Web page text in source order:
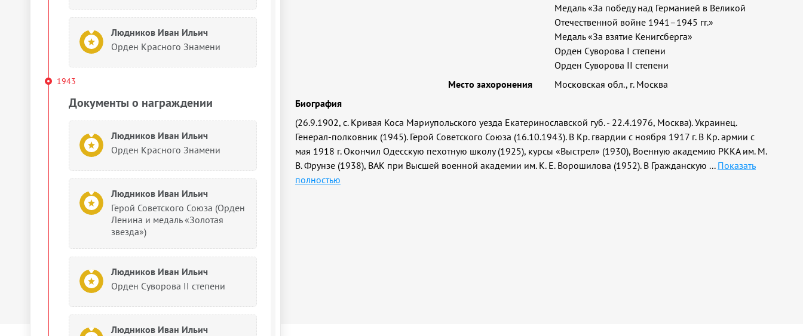
Людников Иван Ильич
Орден Красного Знамени
1943
Документы о награждении
Людников Иван Ильич
Орден Красного Знамени
Людников Иван Ильич
Герой Советского Союза (Орден
Ленина и медаль «Золотая
звезда»)
Людников Иван Ильич
Орден Суворова II степени
Людников Иван Ильич
Медаль «За победу над Германией в Великой
Отечественной войне 1941–1945 гг.»
Медаль «За взятие Кенигсберга»
Орден Суворова I степени
Орден Суворова II степени
Место захоронения
Московская обл., г. Москва
Биография
(26.9.1902, с. Кривая Коса Мариупольского уезда Екатеринославской губ. - 22.4.1976, Москва). Украинец.
Генерал-полковник (1945). Герой Советского Союза (16.10.1943). В Кр. гвардии с ноября 1917 г. В Кр. армии с
мая 1918 г. Окончил Одесскую пехотную школу (1925), курсы «Выстрел» (1930), Военную академию РККА им. М.
В. Фрунзе (1938), ВАК при Высшей военной академии им. К. Е. Ворошилова (1952). В Гражданскую ... Показать
полностью